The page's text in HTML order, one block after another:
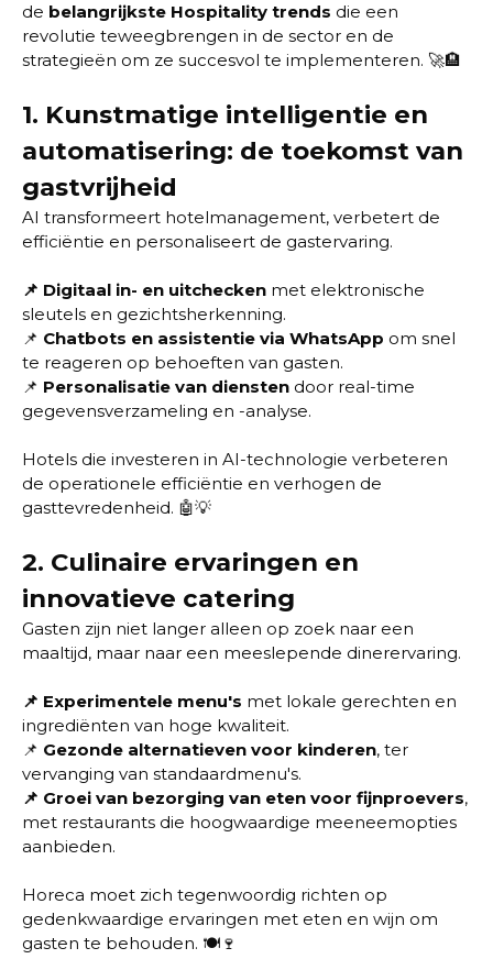
de belangrijkste Hospitality trends die een
revolutie teweegbrengen in de sector en de
strategieën om ze succesvol te implementeren. 🚀🏨
1. Kunstmatige intelligentie en
automatisering: de toekomst van
gastvrijheid
AI transformeert hotelmanagement, verbetert de
efficiëntie en personaliseert de gastervaring.
📌 Digitaal in- en uitchecken met elektronische
sleutels en gezichtsherkenning.
📌 Chatbots en assistentie via WhatsApp om snel
te reageren op behoeften van gasten.
📌 Personalisatie van diensten door real-time
gegevensverzameling en -analyse.
Hotels die investeren in AI-technologie verbeteren
de operationele efficiëntie en verhogen de
gasttevredenheid. 🤖💡
2. Culinaire ervaringen en
innovatieve catering
Gasten zijn niet langer alleen op zoek naar een
maaltijd, maar naar een meeslepende dinerervaring.
📌 Experimentele menu's met lokale gerechten en
ingrediënten van hoge kwaliteit.
📌 Gezonde alternatieven voor kinderen, ter
vervanging van standaardmenu's.
📌 Groei van bezorging van eten voor fijnproevers,
met restaurants die hoogwaardige meeneemopties
aanbieden.
Horeca moet zich tegenwoordig richten op
gedenkwaardige ervaringen met eten en wijn om
gasten te behouden. 🍽️🍷